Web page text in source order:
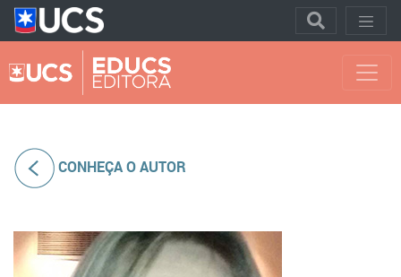
CONHEÇA O AUTOR